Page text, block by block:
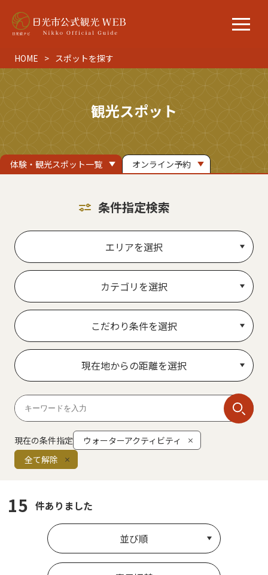
HOME スポットを探す
観光スポット
体験・観光スポット一覧 オンライン予約
条件指定検索
エリアを選択
カテゴリを選択
こだわり条件を選択
現在地からの距離を選択
現在の条件指定
ウォーターアクティビティ
全て解除
15 件ありました
並び順